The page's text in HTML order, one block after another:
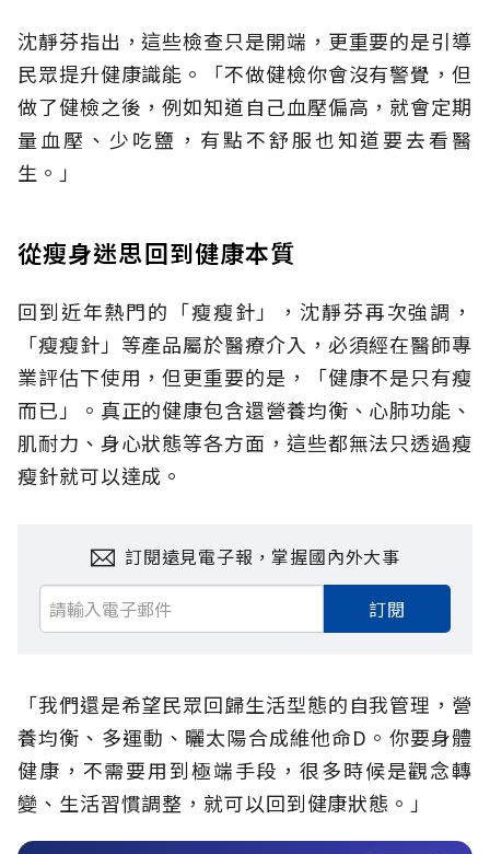
沈靜芬指出，這些檢查只是開端，更重要的是引導
民眾提升健康識能。「不做健檢你會沒有警覺，但
做了健檢之後，例如知道自己血壓偏高，就會定期
量血壓、少吃鹽，有點不舒服也知道要去看醫
生。」
從瘦身迷思回到健康本質
回到近年熱門的「瘦瘦針」，沈靜芬再次強調，
「瘦瘦針」等產品屬於醫療介入，必須經在醫師專
業評估下使用，但更重要的是，「健康不是只有瘦
而已」。真正的健康包含還營養均衡、心肺功能、
肌耐力、身心狀態等各方面，這些都無法只透過瘦
瘦針就可以達成。
訂閱遠見電子報，掌握國內外大事
訂閱
「我們還是希望民眾回歸生活型態的自我管理，營
養均衡、多運動、曬太陽合成維他命D。你要身體
健康，不需要用到極端手段，很多時候是觀念轉
變、生活習慣調整，就可以回到健康狀態。」